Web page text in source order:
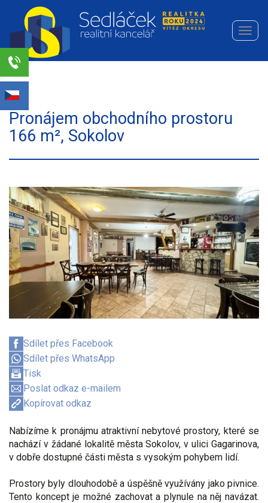
Realitní
kancelář
Sedláček
s.r.o.
Pronájem obchodního prostoru
166 m², Sokolov
Sdílet přes Facebook
Sdílet přes WhatsApp
Tisk
Poslat odkaz e-mailem
Kopírovat odkaz
Nabízíme k pronájmu atraktivní nebytové prostory, které se
nachází v žádané lokalitě města Sokolov, v ulici Gagarinova,
v dobře dostupné části města s vysokým pohybem lidí.
Prostory byly dlouhodobě a úspěšně využívány jako pivnice.
Tento koncept je možné zachovat a plynule na něj navázat.